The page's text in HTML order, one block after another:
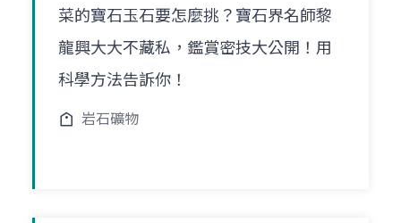
菜的寶石玉石要怎麼挑？寶石界名師黎
龍興大大不藏私，鑑賞密技大公開！用
科學方法告訴你！
岩石礦物